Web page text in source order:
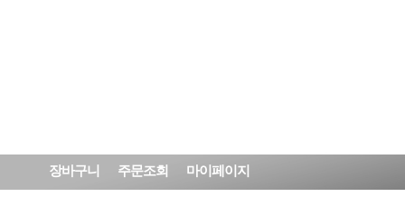
장바구니 주문조회 마이페이지